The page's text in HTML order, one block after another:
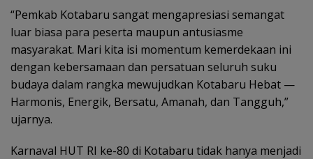
“Pemkab Kotabaru sangat mengapresiasi semangat
luar biasa para peserta maupun antusiasme
masyarakat. Mari kita isi momentum kemerdekaan ini
dengan kebersamaan dan persatuan seluruh suku
budaya dalam rangka mewujudkan Kotabaru Hebat —
Harmonis, Energik, Bersatu, Amanah, dan Tangguh,”
ujarnya.
Karnaval HUT RI ke-80 di Kotabaru tidak hanya menjadi